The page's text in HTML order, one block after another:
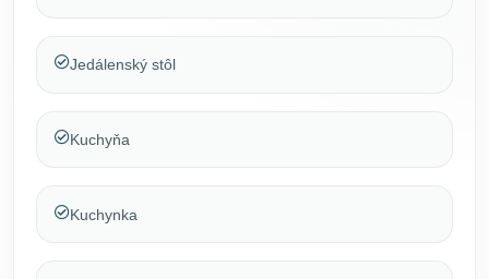
Jedálenský stôl
Kuchyňa
Kuchynka